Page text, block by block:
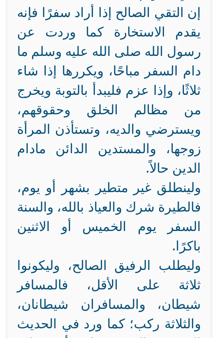
إن التقي الصالح إذا أراد سفرًا فإنه
يقدم الاستخارة كما وردت عن
رسول الله صلى الله عليه وسلم ما
دام السفر مباحًا، ويكررها إذا شاء
ثلاثًا، وإذا عزم فليبدأ بالتوبة ويخرج
من مظالم الخلق وحقوقهم،
ويسترضي والديه، وتستأذن المرأة
زوجها، والمستدين الدائن مادام
الدين حالاً.
ولينطلق غير متطير بشهر أو يوم،
فالطيرة شرك والعياذ بالله، والسنة
السفر يوم الخميس أو الاثنين
باكرًا.
وليطلب الرفيق الصالح، وليكونوا
ثلاثة على الأقل، فالمسافر
شيطان، والمسافران شيطانان،
والثلاثة ركب؛ كما ورد في الحديث